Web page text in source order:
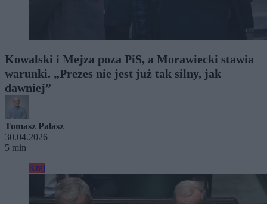
Kowalski i Mejza poza PiS, a Morawiecki stawia
warunki. „Prezes nie jest już tak silny, jak
dawniej”
Tomasz Pałasz
30.04.2026
5 min
Kraj